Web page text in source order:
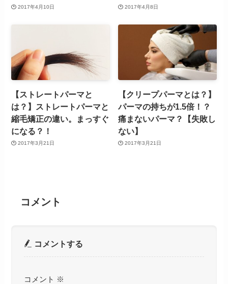
2017年4月10日 2017年4月8日
【ストレートパーマと
は？】ストレートパーマと
縮毛矯正の違い。まっすぐ
になる？！
2017年3月21日
【クリープパーマとは？】
パーマの持ちが1.5倍！？
痛まないパーマ？【失敗し
ない】
2017年3月21日
コメント
コメントする
コメント ※